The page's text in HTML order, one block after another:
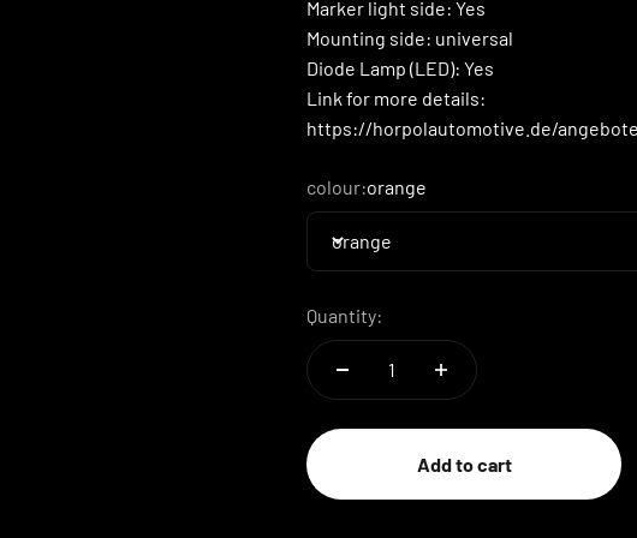
Marker light side: Yes
Mounting side: universal
Diode Lamp (LED): Yes
Link for more details:
https://horpolautomotive.de/
colour:orange
orange
Quantity:
Add to cart